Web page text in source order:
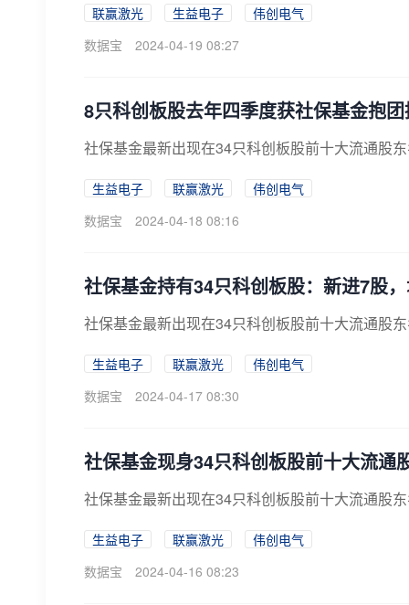
联赢激光 生益电子
伟创电气
数据宝
2024-04-19 08:27
8只科创板股去年四季度获社保基金抱
社保基金最新出现在34只科创板股前十大流通股
生益电子 联赢激光
伟创电气
数据宝
2024-04-18 08:16
社保基金持有34只科创板股：新进7股
社保基金最新出现在34只科创板股前十大流通股
生益电子 联赢激光
伟创电气
数据宝
2024-04-17 08:30
社保基金现身34只科创板股前十大流通
社保基金最新出现在34只科创板股前十大流通股
生益电子 联赢激光
伟创电气
数据宝
2024-04-16 08:23